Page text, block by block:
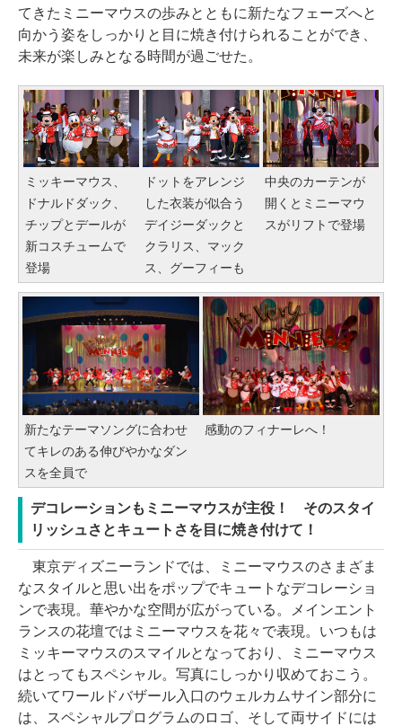
てきたミニーマウスの歩みとともに新たなフェーズへと
向かう姿をしっかりと目に焼き付けられることができ、
未来が楽しみとなる時間が過ごせた。
ミッキーマウス、
ドナルドダック、
チップとデールが
新コスチュームで
登場
ドットをアレンジ
した衣装が似合う
デイジーダックと
クラリス、マック
ス、グーフィーも
中央のカーテンが
開くとミニーマウ
スがリフトで登場
新たなテーマソングに合わせ
てキレのある伸びやかなダン
スを全員で
感動のフィナーレへ！
デコレーションもミニーマウスが主役！ そのスタイ
リッシュさとキュートさを目に焼き付けて！
東京ディズニーランドでは、ミニーマウスのさまざま
なスタイルと思い出をポップでキュートなデコレーショ
ンで表現。華やかな空間が広がっている。メインエント
ランスの花壇ではミニーマウスを花々で表現。いつもは
ミッキーマウスのスマイルとなっており、ミニーマウス
はとってもスペシャル。写真にしっかり収めておこう。
続いてワールドバザール入口のウェルカムサイン部分に
は、スペシャルプログラムのロゴ、そして両サイドには